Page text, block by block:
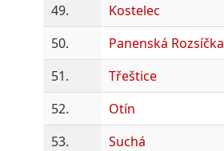
49.
Kostelec
50.
Panenská Rozsíčka
51.
Třeštice
52.
Otín
53.
Suchá